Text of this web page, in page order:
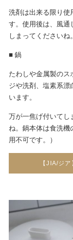
洗剤は出来る限り使
す。使用後は、風通
しまってくださいね。
■ 鍋
たわしや金属製のス
ジや洗剤、塩素系
います。
万が一焦げ付いてし
ね。鍋本体は食洗
用不可です。）
【JIA/ジ